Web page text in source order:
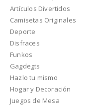
Artículos Divertidos
Camisetas Originales
Deporte
Disfraces
Funkos
Gagdegts
Hazlo tu mismo
Hogar y Decoración
Juegos de Mesa